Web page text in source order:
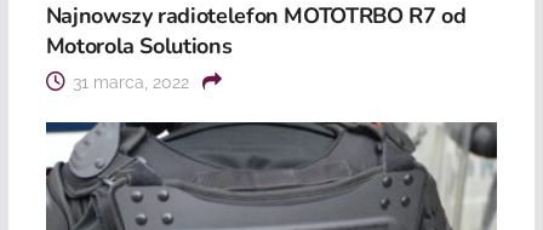
Najnowszy radiotelefon MOTOTRBO R7 od
Motorola Solutions
31 marca, 2022